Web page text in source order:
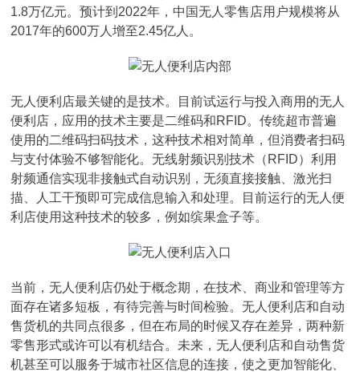
1.8万亿元。预计到2022年，中国无人零售店用户规模将从
2017年的600万人增至2.45亿人。
无人便利店最关键的是技术。目前试运行与投入商用的无人
便利店，应用的技术主要是二维码和RFID。传统超市普遍
使用的二维码扫码技术，这种技术相对简单，但消费者扫码
与支付体验不够智能化。无线射频识别技术（RFID）利用
射频通信实现非接触式自动识别，无须直接接触、激光扫
描、人工干预即可完成信息输入和处理。目前运行的无人便
利店使用这种技术的较多，例如缤果盒子等。
当前，无人便利店仍处于概念期，在技术、商业和管理等方
面存在诸多短板，有待完善与时间检验。无人便利店和自动
售货机的共同点很多，但在布局的时候又存在差异，两种新
零售形式或许可以有机结合。未来，无人便利店和自动售货
机甚至可以服务于城市社区信息的连接，使之更加智能化、